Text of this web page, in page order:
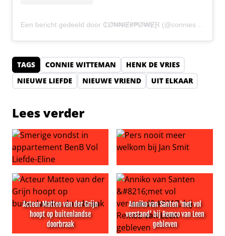
TAGS CONNIE WITTEMAN
HENK DE VRIES
NIEUWE LIEFDE
NIEUWE VRIEND UIT ELKAAR
Lees verder
Smerige vondst in appartement BenB Vol Liefde-Eline
Pers nooit meer welkom bij
Acteur Matteo van der Grijn
hoopt op buitenlandse
doorbraak
Anniko van Santen ‘met vol
verstand’ bij Remco van Leen
gebleven